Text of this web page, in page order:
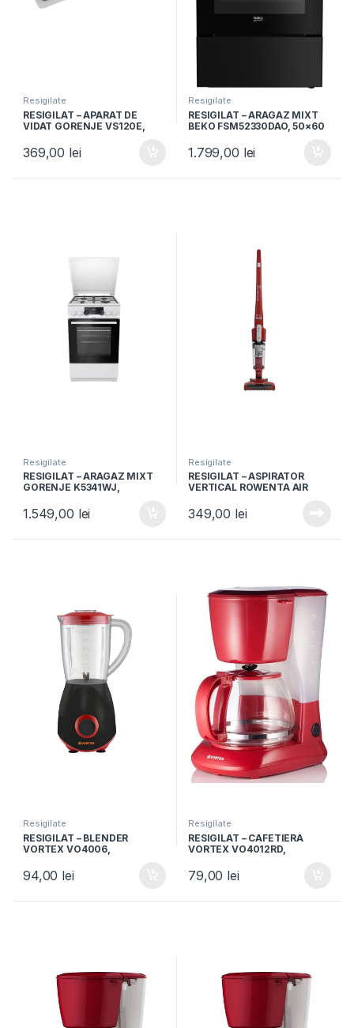
Resigilate
RESIGILAT – APARAT DE
VIDAT GORENJE VS120E,
uscata, Functie sigilare,
Argintiu/Negru
369,00 lei
Resigilate
RESIGILAT – ARAGAZ MIXT
BEKO FSM52330DAO, 50×60
Aprindere electrica, Cuptor
electric, Grill, Negru
1.799,00 lei
Resigilate
RESIGILAT – ARAGAZ MIXT
GORENJE K5341WJ,
Cuptor electric, 9 functii,
Clasa A, Grill, Alb
1.549,00 lei
Resigilate
RESIGILAT – ASPIRATOR
VERTICAL ROWENTA AIR
Recipient 0.65L
349,00 lei
Resigilate
RESIGILAT – BLENDER
VORTEX VO4006,
600W, 2 trepte viteza,
Negru/Rosu
94,00 lei
Resigilate
RESIGILAT – CAFETIERA
VORTEX VO4012RD,
cesti, Rosu
79,00 lei